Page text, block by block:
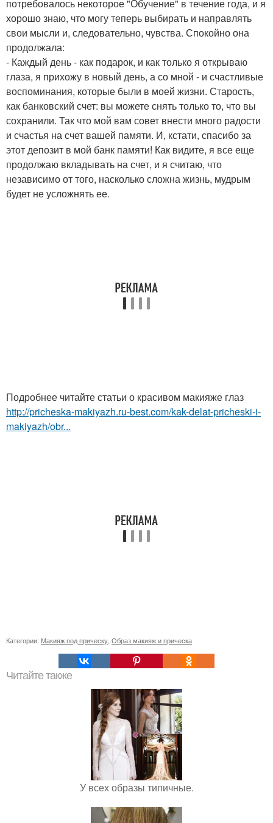
потребовалось некоторое "Обучение" в течение года, и я
хорошо знаю, что могу теперь выбирать и направлять
свои мысли и, следовательно, чувства. Спокойно она
продолжала:
- Каждый день - как подарок, и как только я открываю
глаза, я прихожу в новый день, а со мной - и счастливые
воспоминания, которые были в моей жизни. Старость,
как банковский счет: вы можете снять только то, что вы
сохранили. Так что мой вам совет внести много радости
и счастья на счет вашей памяти. И, кстати, спасибо за
этот депозит в мой банк памяти! Как видите, я все еще
продолжаю вкладывать на счет, и я считаю, что
независимо от того, насколько сложна жизнь, мудрым
будет не усложнять ее.
Подробнее читайте статьи о красивом макияже глаз
http://pricheska-makiyazh.ru-best.com/kak-delat-pricheski-i-
makiyazh/obr...
Категории: Макияж под прическу Образ макияж и прическа
Читайте также
У всех образы типичные.